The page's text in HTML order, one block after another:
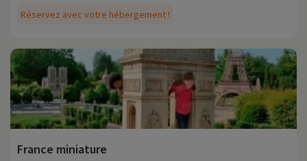
Réservez avec votre hébergement !
France miniature